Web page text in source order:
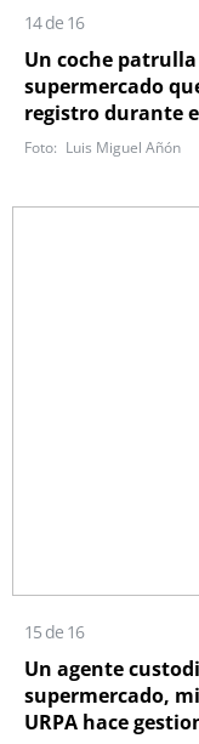
14 de 16
Un coche
supermercado
registro durante
Luis Miguel Añón
15 de 16
Un agente
supermercado,
URPA hace